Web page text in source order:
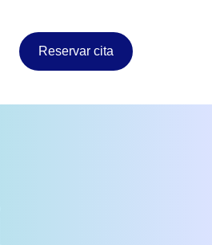
Reservar cita